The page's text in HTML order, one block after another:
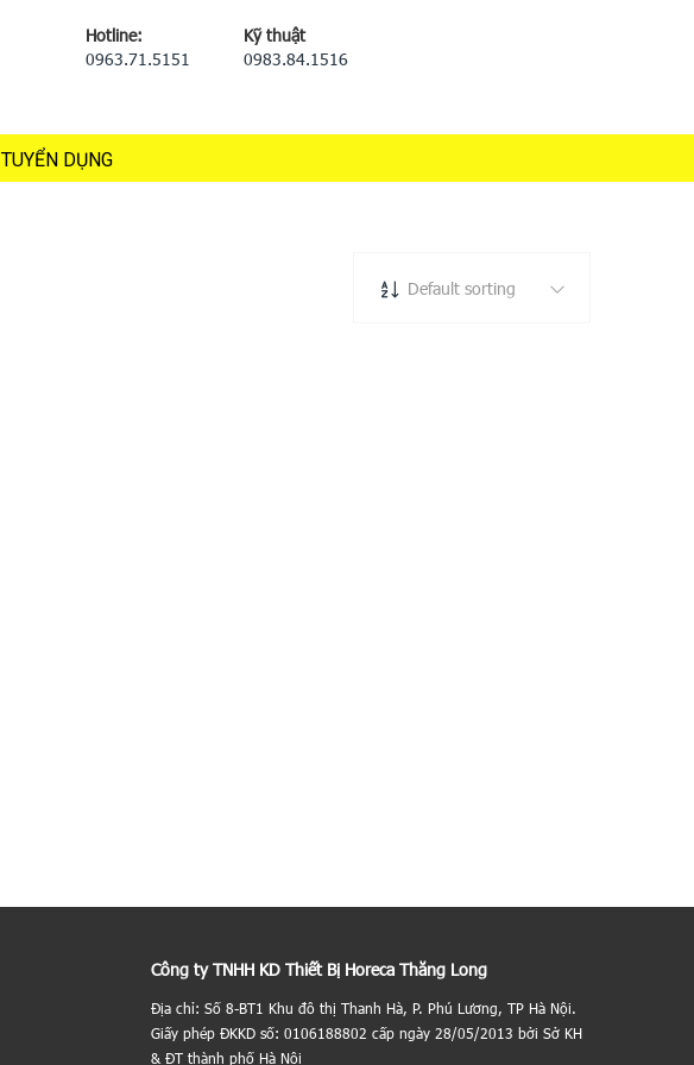
Hotline:
0963.71.5151
Kỹ thuật
0983.84.1516
TUYỂN DỤNG
Default sorting
Công ty TNHH KD Thiết Bị Horeca Thăng Long
Địa chỉ: Số 8-BT1 Khu đô thị Thanh Hà, P. Phú Lương, TP Hà Nội.
Giấy phép ĐKKD số: 0106188802 cấp ngày 28/05/2013 bởi Sở KH
& ĐT thành phố Hà Nội